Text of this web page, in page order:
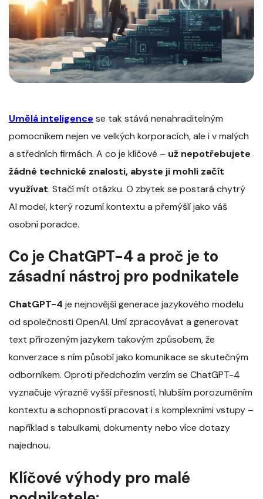
Umělá inteligence se tak stává nenahraditelným
pomocníkem nejen ve velkých korporacích, ale i v malých
a středních firmách. A co je klíčové – už nepotřebujete
žádné technické znalosti, abyste ji mohli začít
využívat. Stačí mít otázku. O zbytek se postará chytrý
AI model, který rozumí kontextu a přemýšlí jako váš
osobní poradce.
Co je ChatGPT-4 a proč je to
zásadní nástroj pro podnikatele
ChatGPT-4 je nejnovější generace jazykového modelu
od společnosti OpenAI. Umí zpracovávat a generovat
text přirozeným jazykem takovým způsobem, že
konverzace s ním působí jako komunikace se skutečným
odborníkem. Oproti předchozím verzím se ChatGPT-4
vyznačuje výrazně vyšší přesností, hlubším porozuměním
kontextu a schopností pracovat i s komplexními vstupy –
například s tabulkami, dokumenty nebo více dotazy
najednou.
Klíčové výhody pro malé